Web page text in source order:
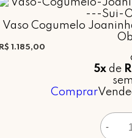
Vaso Cogumelo
1.185,00
5xde
Comprar
-